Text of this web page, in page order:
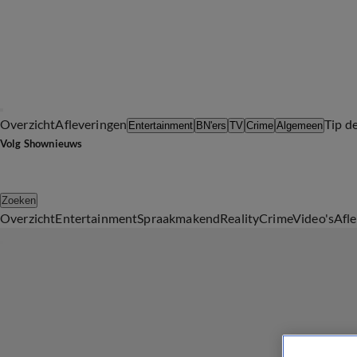
OverzichtAfleveringen Entertainment BN'ers TV Crime AlgemeenTip
Volg Shownieuws
Zoeken
OverzichtEntertainmentSpraakmakendRealityCrimeVideo's